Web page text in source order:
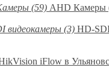
AHD Камеры
HD-
iFlow в